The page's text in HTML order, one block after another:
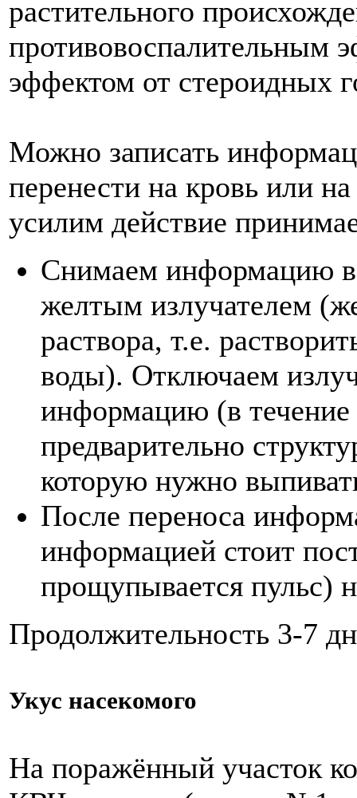
растительного
противовоспалительным
эффектом от стероидных
Можно записать
перенести на кровь или
усилим действие
Снимаем информацию
желтым излучателем
раствора, т.е.
воды). Отклю­чаем
информацию (в течение
предварительно
которую нужно
После переноса
информацией стоит
прощупывается пульс)
Продолжитель­ность 3-7
Укус насекомого
На поражённый участок